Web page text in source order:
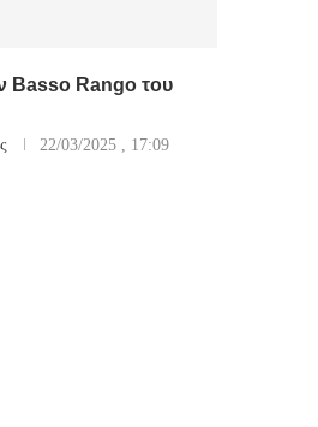
Basso Rango του
22/03/2025 , 17:09